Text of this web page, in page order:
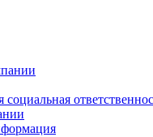
социальная